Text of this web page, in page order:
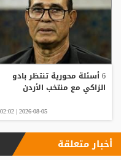
6 أسئلة محورية تنتظر بادو
الزاكي مع منتخب الأردن
2026-08-05 | 02:02 م
أخبار متعلقة